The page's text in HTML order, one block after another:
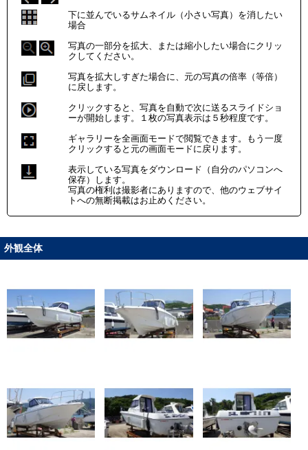
下に並んでいるサムネイル（小さい写真）を消したい
場合
写真の一部分を拡大、または縮小したい場合にクリッ
クしてください。
写真を拡大しすぎた場合に、元の写真の倍率（等倍）
に戻します。
クリックすると、写真を自動で次に送るスライドショ
ーが開始します。１枚の写真表示は５秒程度です。
ギャラリーを全画面モードで閲覧できます。もう一度
クリックすると元の画面モードに戻ります。
表示している写真をダウンロード（自分のパソコンへ
保存）します。
写真の権利は撮影者にありますので、他のウェブサイ
トへの無断掲載はお止めください。
外観全体